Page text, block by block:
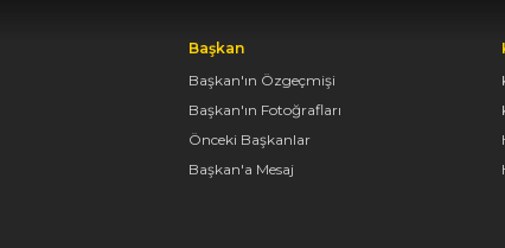
Başkan
Başkan'ın Özgeçmişi
Başkan'ın Fotoğrafları
Önceki Başkanlar
Başkan'a Mesaj